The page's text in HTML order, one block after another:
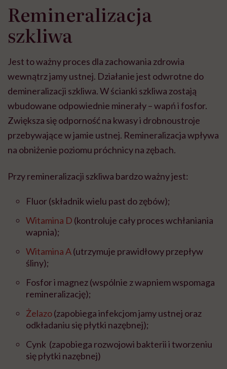
Remineralizacja
szkliwa
Jest to ważny proces dla zachowania zdrowia
wewnątrz jamy ustnej. Działanie jest odwrotne do
demineralizacji szkliwa. W ścianki szkliwa zostają
wbudowane odpowiednie minerały – wapń i fosfor.
Zwiększa się odporność na kwasy i drobnoustroje
przebywające w jamie ustnej. Remineralizacja wpływa
na obniżenie poziomu próchnicy na zębach.
Przy remineralizacji szkliwa bardzo ważny jest:
Fluor (składnik wielu past do zębów);
Witamina D (kontroluje cały proces wchłaniania
wapnia);
Witamina A(utrzymuje prawidłowy przepływ
śliny);
Fosfor i magnez (wspólnie z wapniem wspomaga
remineralizację);
Żelazo(zapobiega infekcjom jamy ustnej oraz
odkładaniu się płytki nazębnej);
Cynk (zapobiega rozwojowi bakterii i tworzeniu
się płytki nazębnej)